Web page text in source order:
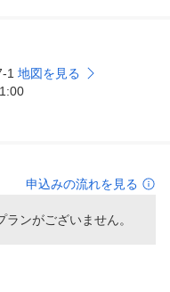
1 地図を見る
申込みの流れを見る
ンがございません。